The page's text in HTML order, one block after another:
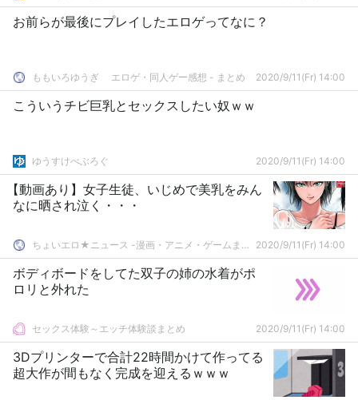
お前らが最後にプレイしたエロゲってなに？
ももいろゆうぎ エロゲ・同人ゲー感想 - まとめ 2020/9/11(Fr) 14:00
こういうチビ巨乳とセックスしたい奴ｗｗ
ゆうすけべぶろぐ 2020/9/11(Fr) 14:00
【動画あり】女子生徒、いじめで美乳をみん
なに晒され泣く・・・
ちょいエロ★ニュース -漫画・アニメ・ゲームまとめ- 2020/9/11(Fr) 14:00
ボディボードをしてた双子の姉の水着がポ
ロリと外れた
セックス体験～エッチ体験談まとめ 2020/9/11(Fr) 14:00
3Dプリンターで合計22時間かけて作ってる
超大作が間もなく完成を迎えるｗｗｗ